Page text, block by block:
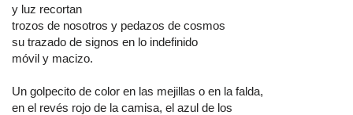
y luz recortan
trozos de nosotros y pedazos de cosmos
su trazado de signos en lo indefinido
móvil y macizo.
Un golpecito de color en las mejillas o en la falda,
en el revés rojo de la camisa, el azul de los